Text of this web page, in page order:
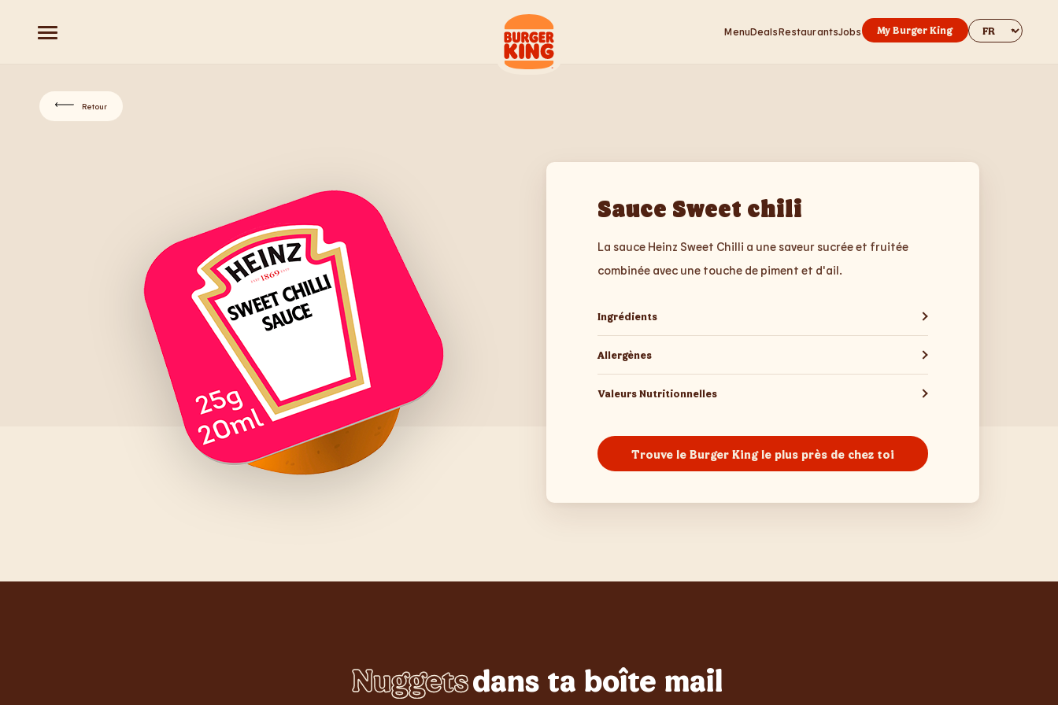
MenuDealsRestaurantsJobs My Burger King Change
Retour
Sauce Sweet chili
La sauce Heinz Sweet Chilli a une saveur sucrée et fruitée
combinée avec une touche de piment et d'ail.
Ingrédients
Allergènes
Valeurs Nutritionnelles
Trouve le Burger King le plus près de chez toi
Nuggetsdans ta boîte mail